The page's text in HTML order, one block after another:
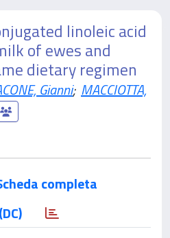
linoleic acid
of ewes and
dietary regimen
Gianni; MACCIOTTA,
completa